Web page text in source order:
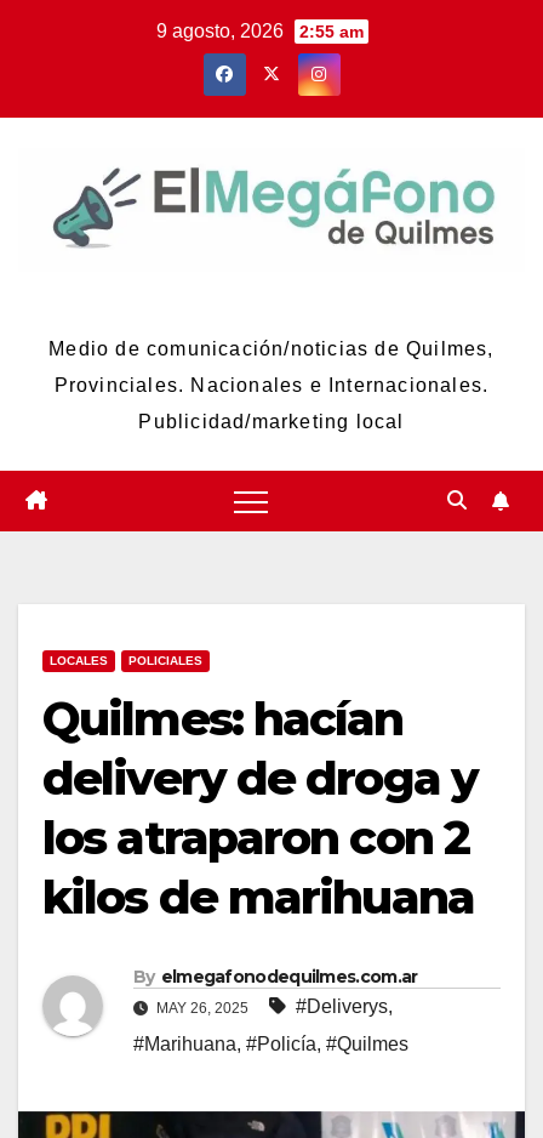
9 agosto, 2026 2:55 am
Medio de comunicación/noticias de Quilmes,
Provinciales. Nacionales e Internacionales.
Publicidad/marketing local
LOCALES POLICIALES
Quilmes: hacían
delivery de droga y
los atraparon con 2
kilos de marihuana
By elmegafonodequilmes.com.ar
MAY 26, 2025 #Deliverys,
#Marihuana, #Policía, #Quilmes